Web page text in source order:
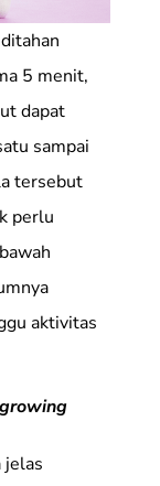
5 menit,
dapat
sampai
tersebut
perlu
aktivitas
growing
jelas